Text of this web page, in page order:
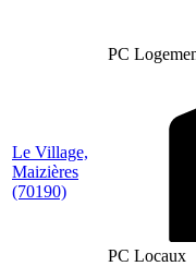
PC
Le Village,
Maizières
(70190)
PC Locaux